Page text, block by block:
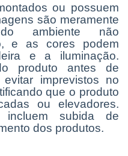
ou possuem
são meramente
ambiente não
e as cores podem
e a iluminação.
produto antes de
imprevistos no
que o produto
ou elevadores.
incluem subida de
dos produtos.